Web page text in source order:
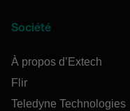
Société
À propos d’Extech
Flir
Teledyne Technologies